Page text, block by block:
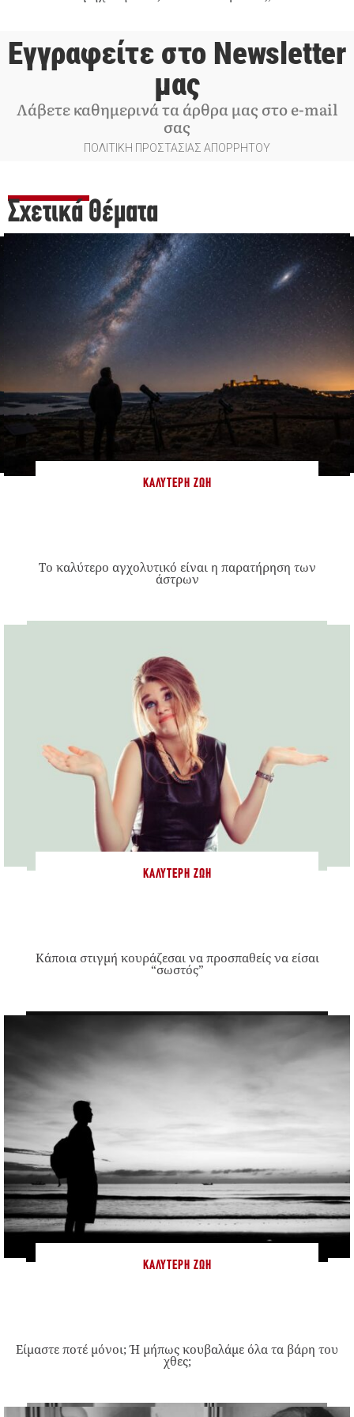
Εγγραφείτε στο Newsletter
μας
Λάβετε καθημερινά τα άρθρα μας στο e-mail
σας
ΠΟΛΙΤΙΚΗ ΠΡΟΣΤΑΣΙΑΣ ΑΠΟΡΡΗΤΟΥ
Σχετικά Θέματα
ΚΑΛΎΤΕΡΗ ΖΩΉ
Το καλύτερο αγχολυτικό είναι η παρατήρηση των
άστρων
ΚΑΛΎΤΕΡΗ ΖΩΉ
Κάποια στιγμή κουράζεσαι να προσπαθείς να είσαι
“σωστός”
ΚΑΛΎΤΕΡΗ ΖΩΉ
Είμαστε ποτέ μόνοι; Ή μήπως κουβαλάμε όλα τα βάρη του
χθες;